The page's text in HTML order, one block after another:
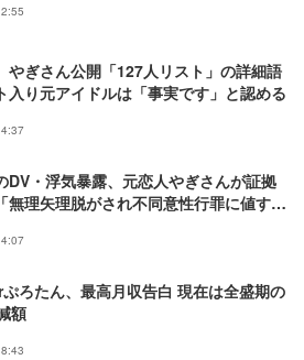
やぎさん公開「127人リスト」の詳細語
り元アイドルは「事実です」と認める
DV・浮気暴露、元恋人やぎさんが証拠
無理矢理脱がされ不同意性行罪に値する
ろたん、最高月収告白 現在は全盛期の
額